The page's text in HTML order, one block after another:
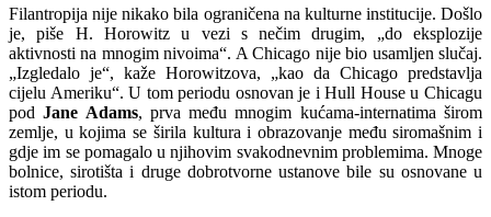
Filantropija nije nikako bila ograničena na kulturne institucije. Došlo
je, piše H. Horowitz u vezi s nečim drugim, „do eksplozije
aktivnosti na mnogim nivoima“. A Chicago nije bio usamljen slučaj.
„Izgledalo je“, kaže Horowitzova, „kao da Chicago predstavlja
cijelu Ameriku“. U tom periodu osnovan je i Hull House u Chicagu
podJane Adams, prva među mnogim kućama-internatima širom
zemlje, u kojima se širila kultura i obrazovanje među siromašnim i
gdje im se pomagalo u njihovim svakodnevnim problemima. Mnoge
bolnice, sirotišta i druge dobrotvorne ustanove bile su osnovane u
istom periodu.